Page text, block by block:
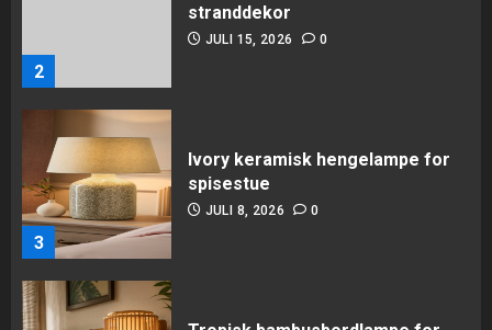
3
spisestue
JULI 8, 2026 0
4
Tropisk bambusbordlampe for
resort-soverom
JULI 1, 2026 0